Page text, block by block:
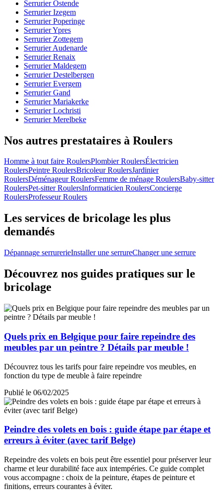
Serrurier Ostende
Serrurier Izegem
Serrurier Poperinge
Serrurier Ypres
Serrurier Zottegem
Serrurier Audenarde
Serrurier Renaix
Serrurier Maldegem
Serrurier Destelbergen
Serrurier Evergem
Serrurier Gand
Serrurier Mariakerke
Serrurier Lochristi
Serrurier Merelbeke
Nos autres prestataires à Roulers
Homme à tout faire RoulersPlombier RoulersÉlectricien
RoulersPeintre RoulersBricoleur RoulersJardinier
RoulersDéménageur RoulersFemme de ménage RoulersBaby-sitter
RoulersPet-sitter RoulersInformaticien RoulersConcierge
RoulersProfesseur Roulers
Les services de bricolage les plus
demandés
Dépannage serrurerieInstaller une serrureChanger une serrure
Découvrez nos guides pratiques sur le
bricolage
Quels prix en Belgique pour faire repeindre des
meubles par un peintre ? Détails par meuble !
Découvrez tous les tarifs pour faire repeindre vos meubles, en
fonction du type de meuble à faire repeindre
Publié le 06/02/2025
Peindre des volets en bois : guide étape par étape et
erreurs à éviter (avec tarif Belge)
Repeindre des volets en bois peut être essentiel pour préserver leur
charme et leur durabilité face aux intempéries. Ce guide complet
vous accompagne : choix de la peinture, étapes de peinture et
finitions, erreurs courantes à éviter.